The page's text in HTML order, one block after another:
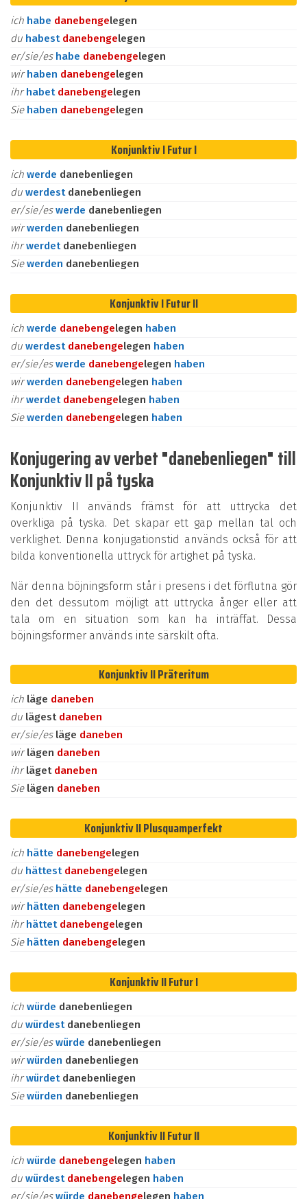
ich habe danebengelegen
du habest danebengelegen
er/sie/es habe danebengelegen
wirhaben danebengelegen
ihrhabet danebengelegen
Sie haben danebengelegen
Konjunktiv I Futur I
ich werde danebenliegen
du werdest danebenliegen
er/sie/eswerde danebenliegen
wirwerden danebenliegen
ihrwerdet danebenliegen
Siewerden danebenliegen
Konjunktiv I Futur II
ich werde danebengelegen haben
du werdest danebengelegen haben
er/sie/eswerde danebengelegen haben
wirwerden danebengelegen haben
ihrwerdet danebengelegen haben
Siewerden danebengelegen haben
Konjugering av verbet "danebenliegen" till
Konjunktiv II på tyska
Konjunktiv II används främst för att uttrycka det
overkliga på tyska. Det skapar ett gap mellan tal och
verklighet. Denna konjugationstid används också för att
bilda konventionella uttryck för artighet på tyska.
När denna böjningsform står i presens i det förflutna gör
den det dessutom möjligt att uttrycka ånger eller att
tala om en situation som kan ha inträffat. Dessa
böjningsformer används inte särskilt ofta.
Konjunktiv II Präteritum
ich läge daneben
du lägest daneben
er/sie/es läge daneben
wirlägen daneben
ihrläget daneben
Sie lägen daneben
Konjunktiv II Plusquamperfekt
ich hätte danebengelegen
du hättest danebengelegen
er/sie/es hätte danebengelegen
wirhätten danebengelegen
ihrhättet danebengelegen
Sie hätten danebengelegen
Konjunktiv II Futur I
ich würde danebenliegen
du würdest danebenliegen
er/sie/eswürde danebenliegen
wirwürden danebenliegen
ihrwürdet danebenliegen
Siewürden danebenliegen
Konjunktiv II Futur II
ich würde danebengelegen haben
du würdest danebengelegen haben
er/sie/eswürde danebengelegen haben